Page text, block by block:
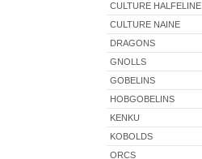
CULTURE HALFELINE
CULTURE NAINE
DRAGONS
GNOLLS
GOBELINS
HOBGOBELINS
KENKU
KOBOLDS
ORCS